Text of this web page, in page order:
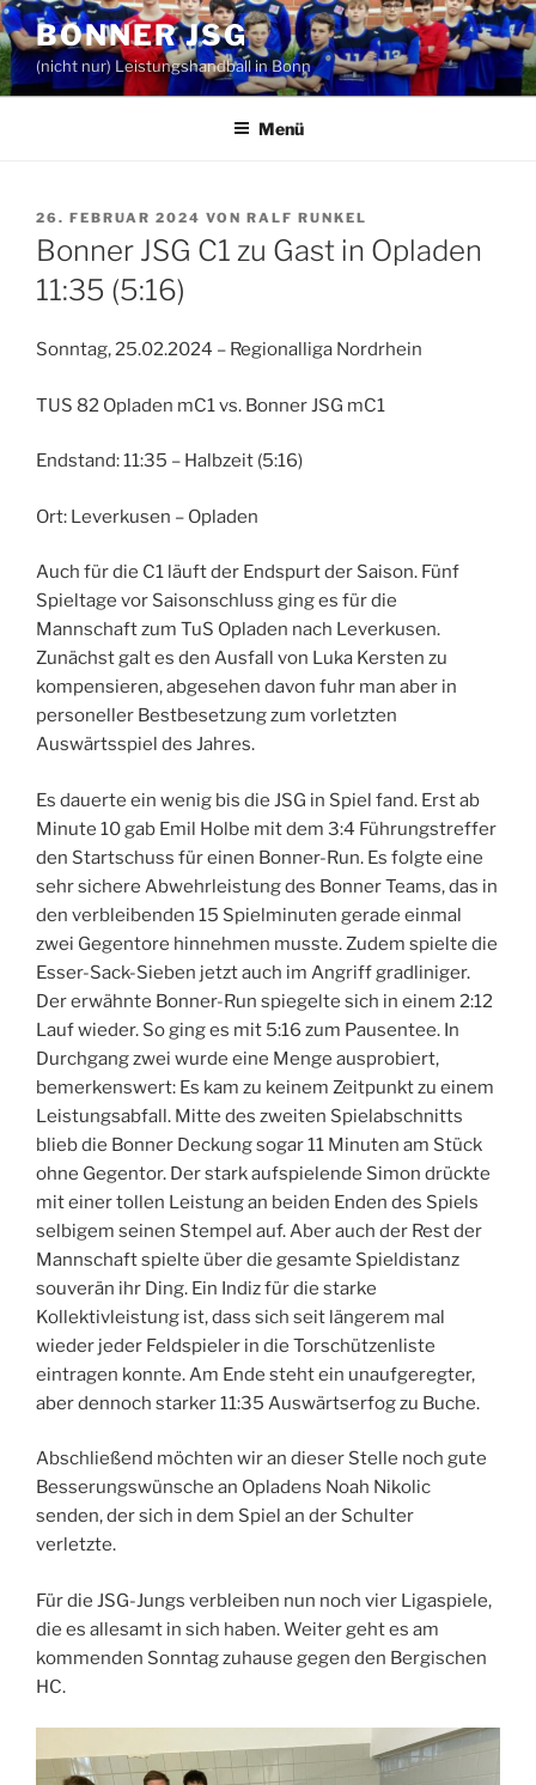
Zum
Inhalt
springen
BONNER JSG
(nicht nur) Leistungshandball in Bonn
Menü
VERÖFFENTLICHT
AM
26. FEBRUAR 2024 VON RALF RUNKEL
Bonner JSG C1 zu Gast in Opladen
11:35 (5:16)
Sonntag, 25.02.2024 – Regionalliga Nordrhein
TUS 82 Opladen mC1 vs. Bonner JSG mC1
Endstand: 11:35 – Halbzeit (5:16)
Ort: Leverkusen – Opladen
Auch für die C1 läuft der Endspurt der Saison. Fünf
Spieltage vor Saisonschluss ging es für die
Mannschaft zum TuS Opladen nach Leverkusen.
Zunächst galt es den Ausfall von Luka Kersten zu
kompensieren, abgesehen davon fuhr man aber in
personeller Bestbesetzung zum vorletzten
Auswärtsspiel des Jahres.
Es dauerte ein wenig bis die JSG in Spiel fand. Erst ab
Minute 10 gab Emil Holbe mit dem 3:4 Führungstreffer
den Startschuss für einen Bonner-Run. Es folgte eine
sehr sichere Abwehrleistung des Bonner Teams, das in
den verbleibenden 15 Spielminuten gerade einmal
zwei Gegentore hinnehmen musste. Zudem spielte die
Esser-Sack-Sieben jetzt auch im Angriff gradliniger.
Der erwähnte Bonner-Run spiegelte sich in einem 2:12
Lauf wieder. So ging es mit 5:16 zum Pausentee. In
Durchgang zwei wurde eine Menge ausprobiert,
bemerkenswert: Es kam zu keinem Zeitpunkt zu einem
Leistungsabfall. Mitte des zweiten Spielabschnitts
blieb die Bonner Deckung sogar 11 Minuten am Stück
ohne Gegentor. Der stark aufspielende Simon drückte
mit einer tollen Leistung an beiden Enden des Spiels
selbigem seinen Stempel auf. Aber auch der Rest der
Mannschaft spielte über die gesamte Spieldistanz
souverän ihr Ding. Ein Indiz für die starke
Kollektivleistung ist, dass sich seit längerem mal
wieder jeder Feldspieler in die Torschützenliste
eintragen konnte. Am Ende steht ein unaufgeregter,
aber dennoch starker 11:35 Auswärtserfog zu Buche.
Abschließend möchten wir an dieser Stelle noch gute
Besserungswünsche an Opladens Noah Nikolic
senden, der sich in dem Spiel an der Schulter
verletzte.
Für die JSG-Jungs verbleiben nun noch vier Ligaspiele,
die es allesamt in sich haben. Weiter geht es am
kommenden Sonntag zuhause gegen den Bergischen
HC.